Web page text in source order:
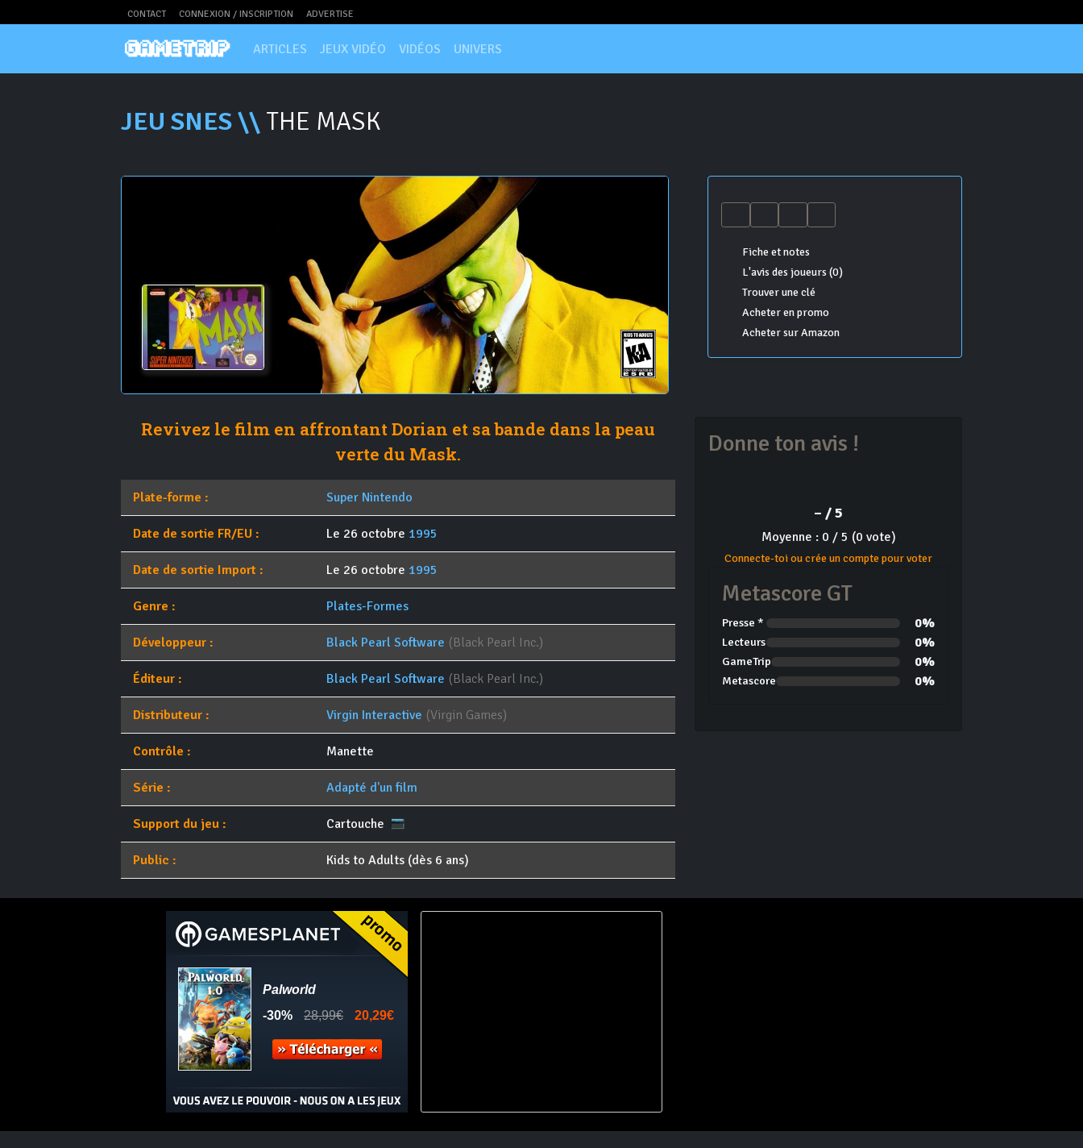
CONTACT CONNEXION / INSCRIPTION ADVERTISE
ARTICLES JEUX VIDÉO VIDÉOS UNIVERS
JEU SNES \\ THE MASK
Fiche et notes
L'avis des joueurs (0)
Trouver une clé
Acheter en promo
Acheter sur Amazon
Revivez le film en affrontant Dorian et sa bande dans la peau
verte du Mask.
Plate-forme : Super Nintendo
Date de sortie FR/EU : Le 26 octobre 1995
Date de sortie Import : Le 26 octobre 1995
Genre : Plates-Formes
Développeur : Black Pearl Software (Black Pearl Inc.)
Éditeur : Black Pearl Software (Black Pearl Inc.)
Distributeur : Virgin Interactive (Virgin Games)
Contrôle : Manette
Série : Adapté d'un film
Support du jeu : Cartouche
Public : Kids to Adults (dès 6 ans)
Donne ton avis !
– / 5
Moyenne : 0 / 5 (0 vote)
Connecte-toi ou crée un compte pour voter
Metascore GT
Presse * 0%
Lecteurs 0%
GameTrip 0%
Metascore 0%